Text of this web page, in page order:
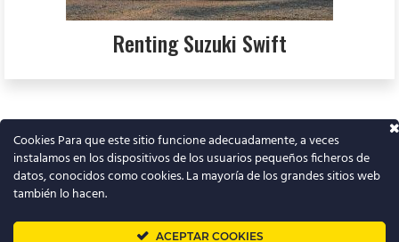
Renting Suzuki Swift
T
i
➜Renting barato
Cookies Para que este sitio funcione adecuadamente, a veces
instalamos en los dispositivos de los usuarios pequeños ficheros de
datos, conocidos como cookies. La mayoría de los grandes sitios web
también lo hacen.
ACEPTAR COOKIES